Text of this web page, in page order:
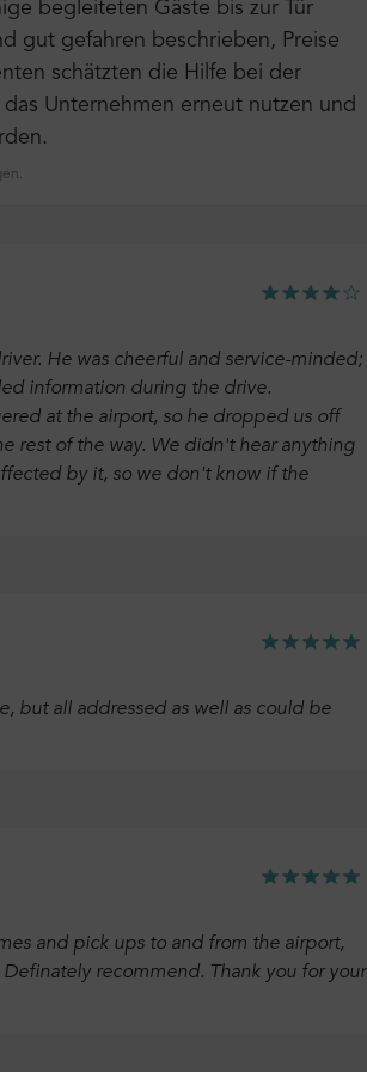
begleiteten Gäste bis zur Tür
gut gefahren beschrieben, Preise
schätzten die Hilfe bei der
Unternehmen erneut nutzen und
He was cheerful and service-minded;
information during the drive.
at the airport, so he dropped us off
rest of the way. We didn't hear anything
by it, so we don't know if the
but all addressed as well as could be
and pick ups to and from the airport,
recommend. Thank you for your